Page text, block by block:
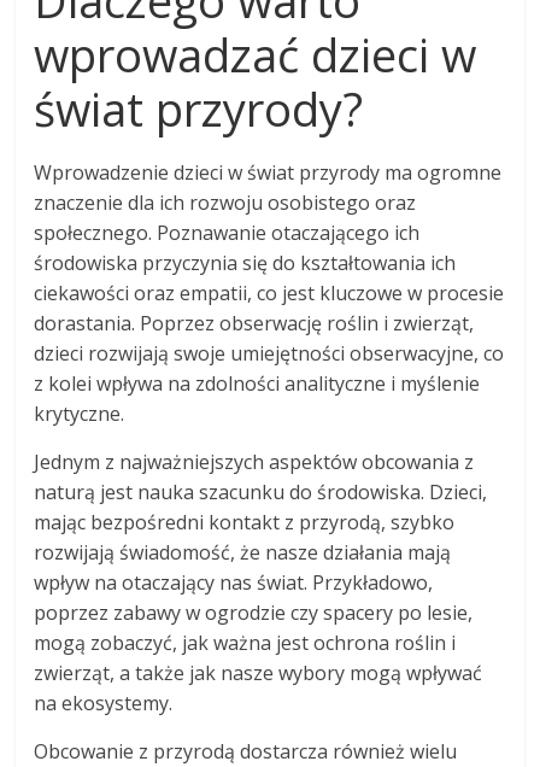
wprowadzać dzieci w
świat przyrody?
Wprowadzenie dzieci w świat przyrody ma ogromne
znaczenie dla ich rozwoju osobistego oraz
społecznego. Poznawanie otaczającego ich
środowiska przyczynia się do kształtowania ich
ciekawości oraz empatii, co jest kluczowe w procesie
dorastania. Poprzez obserwację roślin i zwierząt,
dzieci rozwijają swoje umiejętności obserwacyjne, co
z kolei wpływa na zdolności analityczne i myślenie
krytyczne.
Jednym z najważniejszych aspektów obcowania z
naturą jest nauka szacunku do środowiska. Dzieci,
mając bezpośredni kontakt z przyrodą, szybko
rozwijają świadomość, że nasze działania mają
wpływ na otaczający nas świat. Przykładowo,
poprzez zabawy w ogrodzie czy spacery po lesie,
mogą zobaczyć, jak ważna jest ochrona roślin i
zwierząt, a także jak nasze wybory mogą wpływać
na ekosystemy.
Obcowanie z przyrodą dostarcza również wielu